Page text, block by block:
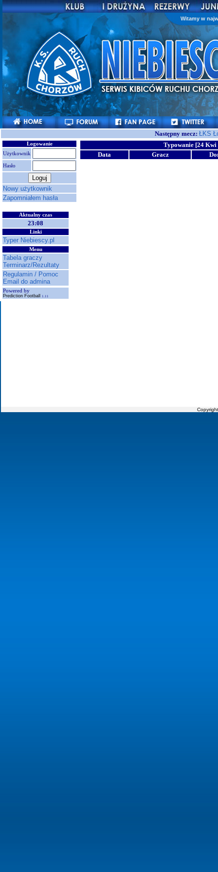
Witamy w
Następny mecz: ŁKS
Logowanie
Użytkownik
Hasło
Nowy użytkownik
Zapomniałem hasła
Aktualny czas
23:08
Linki
Typer Niebiescy.pl
Menu
Tabela graczy
Terminarz/Rezultaty
Regulamin / Pomoc
Email do admina
Powered by
Prediction Football 1.11
Typowanie [24 Kwi
Data
Gracz